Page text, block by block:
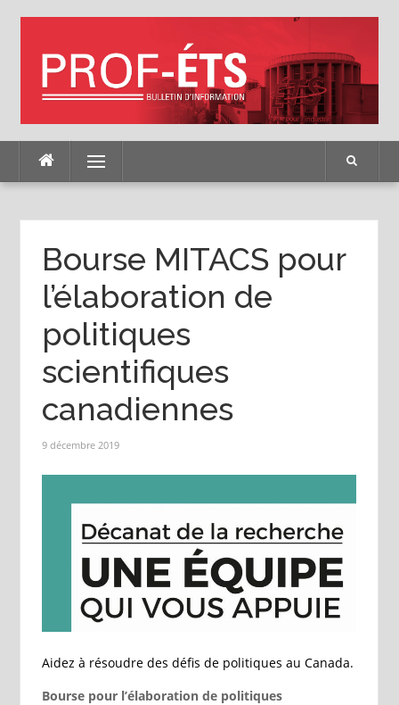
Menu
Bourse MITACS pour
l’élaboration de
politiques
scientifiques
canadiennes
9 décembre 2019
Aidez à résoudre des défis de politiques au Canada.
Bourse pour l’élaboration de politiques